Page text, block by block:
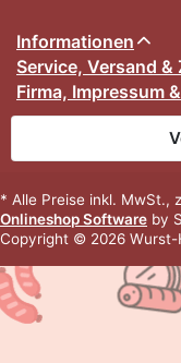
Informationen
Service, Versand &
Firma, Impressum
* Alle Preise inkl. MwSt.,
Onlineshop Software by
Copyright © 2026 Wurst-